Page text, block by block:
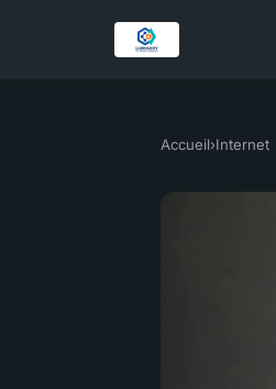
Accueil›Internet